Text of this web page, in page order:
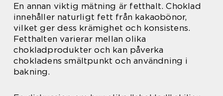
En annan viktig mätning är fetthalt. Choklad
innehåller naturligt fett från kakaobönor,
vilket ger dess krämighet och konsistens.
Fetthalten varierar mellan olika
chokladprodukter och kan påverka
chokladens smältpunkt och användning i
bakning.